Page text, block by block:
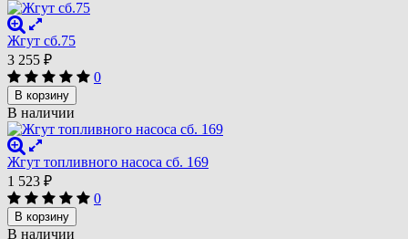
Жгут сб.75
3 255 ₽
0
В корзину
В наличии
Жгут топливного насоса сб. 169
1 523 ₽
0
В корзину
В наличии